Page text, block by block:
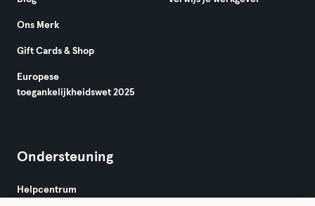
Ons Merk
Gift Cards & Shop
Europese
toegankelijkheidswet 2025
Ondersteuning
Helpcentrum